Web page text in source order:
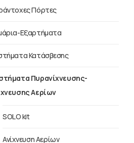
Πόρτες
Εξαρτήματα
Κατάσβεσης
Πυρανίχνευσης-
Αερίων
SOLO kit
Ανίχνευση Αερίων